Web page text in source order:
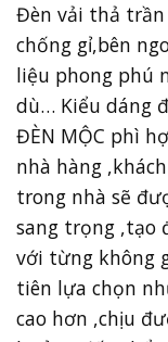
Đèn vải thả
chống gỉ,bên
liệu phong phú
dù… Kiểu dáng
ĐÈN MỘC phì
nhà hàng
trong nhà sẽ
sang trọng ,tạo
với từng không
tiên lựa chọn
cao hơn ,chịu